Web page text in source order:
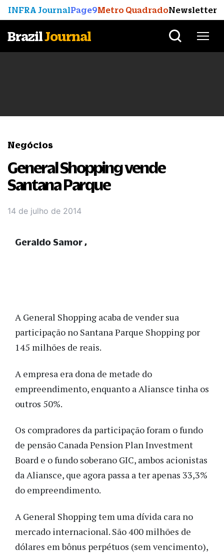
INFRA JournalPage9Metro QuadradoNewsletter
BrazilJournal
Negócios
General Shopping vende
Santana Parque
14 de julho de 2014
A General Shopping acaba de vender sua
participação no Santana Parque Shopping por
145 milhões de reais.
A empresa era dona de metade do
empreendimento, enquanto a Aliansce tinha os
outros 50%.
Os compradores da participação foram o fundo
de pensão Canada Pension Plan Investment
Board e o fundo soberano GIC, ambos acionistas
da Aliansce, que agora passa a ter apenas 33,3%
do empreendimento.
A General Shopping tem uma dívida cara no
mercado internacional. São 400 milhões de
dólares em bônus perpétuos (sem vencimento),
Geraldo Samor